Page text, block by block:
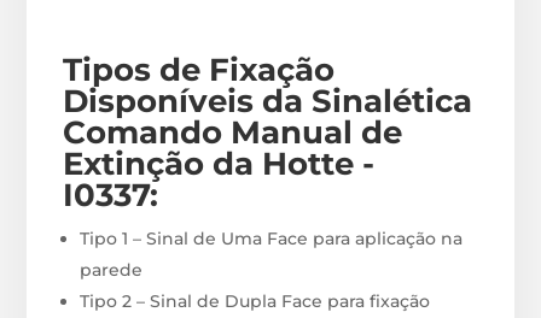
Tipos de Fixação
Disponíveis da Sinalética
Comando Manual de
Extinção da Hotte -
I0337:
Tipo 1 – Sinal de Uma Face para aplicação na
parede
Tipo 2 – Sinal de Dupla Face para fixação